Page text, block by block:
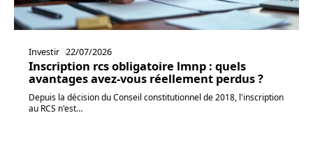
Investir 22/07/2026
Inscription rcs obligatoire lmnp : quels
avantages avez-vous réellement perdus ?
Depuis la décision du Conseil constitutionnel de 2018, l'inscription
au RCS n'est…